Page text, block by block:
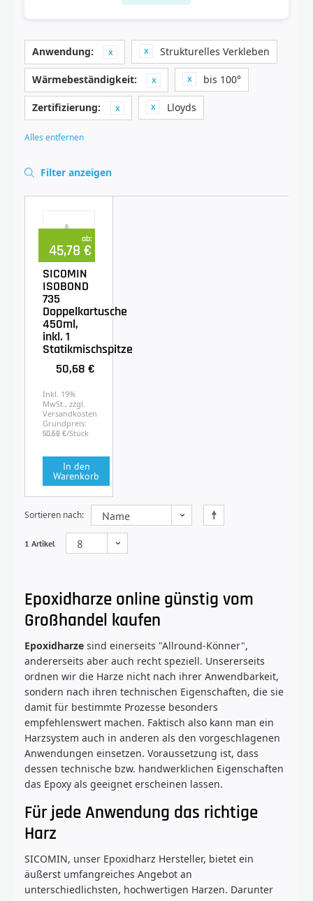
Anwendung: Strukturelles Verkleben
Wärmebeständigkeit: bis 100°
Zertifizierung: Lloyds
Alles entfernen
Filter anzeigen
ab:
45,78 €
SICOMIN
ISOBOND
735
Doppelkartusche
450ml,
inkl. 1
Statikmischspitze
50,68 €
Inkl. 19%
MwSt., zzgl.
Versandkosten
Grundpreis:
50,68 €/Stück
In den
Warenkorb
Sortieren nach
1 Artikel
Epoxidharze online günstig vom
Großhandel kaufen
Epoxidharze sind einerseits "Allround-Könner",
andererseits aber auch recht speziell. Unsererseits
ordnen wir die Harze nicht nach ihrer Anwendbarkeit,
sondern nach ihren technischen Eigenschaften, die sie
damit für bestimmte Prozesse besonders
empfehlenswert machen. Faktisch also kann man ein
Harzsystem auch in anderen als den vorgeschlagenen
Anwendungen einsetzen. Voraussetzung ist, dass
dessen technische bzw. handwerklichen Eigenschaften
das Epoxy als geeignet erscheinen lassen.
Für jede Anwendung das richtige
Harz
SICOMIN, unser Epoxidharz Hersteller, bietet ein
äußerst umfangreiches Angebot an
unterschiedlichsten, hochwertigen Harzen. Darunter